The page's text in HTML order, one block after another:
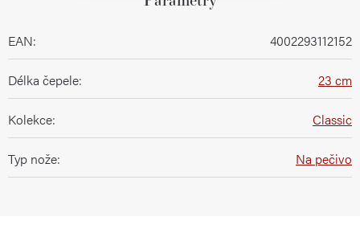
EAN: 4002293112152
Délka čepele: 23 cm
Kolekce: Classic
Typ nože: Na pečivo